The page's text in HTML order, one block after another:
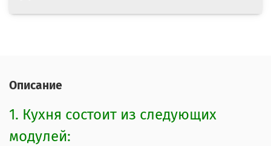
Столешница Антарес 28мм;
Кромка ПВХ;
Стекло – «Сатинат».
Описание
1. Кухня состоит из следующих
модулей: